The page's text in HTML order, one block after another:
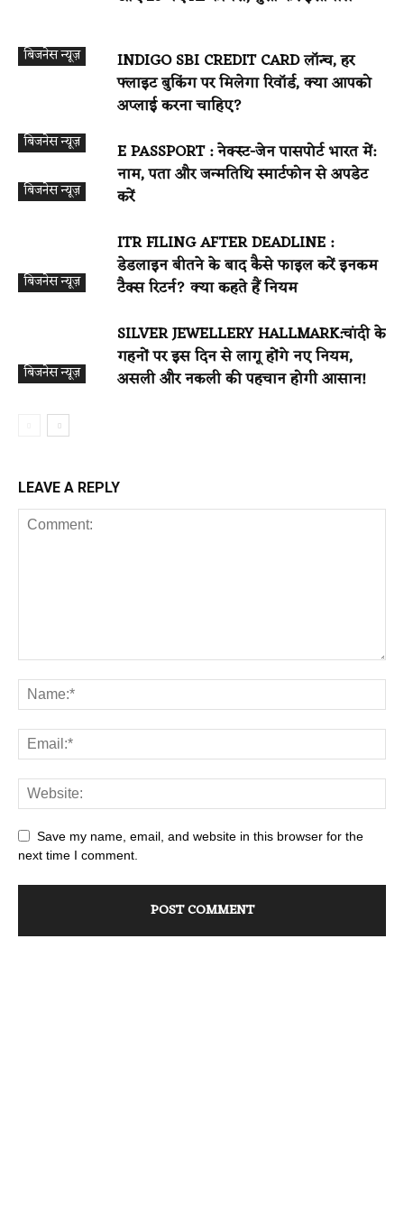
बिजनेस न्यूज़
बिजनेस न्यूज़
बिजनेस न्यूज़
INDIGO SBI CREDIT CARD लॉन्च, हर
फ्लाइट बुकिंग पर मिलेगा रिवॉर्ड, क्या आपको
अप्लाई करना चाहिए?
बिजनेस न्यूज़
E PASSPORT : नेक्स्ट-जेन पासपोर्ट भारत में:
नाम, पता और जन्मतिथि स्मार्टफोन से अपडेट
करें
बिजनेस न्यूज़
ITR FILING AFTER DEADLINE :
डेडलाइन बीतने के बाद कैसे फाइल करें इनकम
टैक्स रिटर्न? क्या कहते हैं नियम
SILVER JEWELLERY HALLMARK:चांदी के
गहनों पर इस दिन से लागू होंगे नए नियम,
असली और नकली की पहचान होगी आसान!
LEAVE A REPLY
Save my name, email, and website in this browser for the
next time I comment.